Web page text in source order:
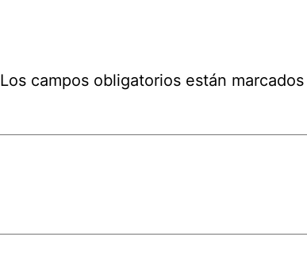
Los campos obligatorios están